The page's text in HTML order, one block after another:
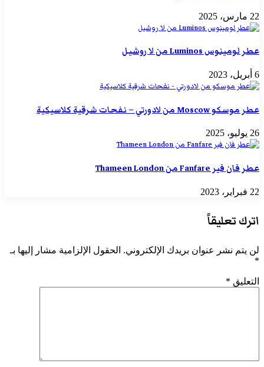
22 مارس، 2025
عطر لومينوس Luminos من لا روشيل
6 أبريل، 2023
عطر موسكو Moscow من لادورتي – نفحات شرقية كلاسيكية
26 يوليو، 2025
عطر فان فير Fanfare من Thameen London
22 فبراير، 2023
اترك تعليقاً
لن يتم نشر عنوان بريدك الإلكتروني. الحقول الإلزامية مشار إليها بـ
*
التعليق *